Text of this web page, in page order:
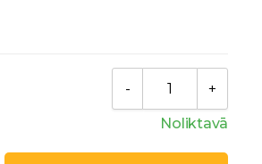
Noliktavā